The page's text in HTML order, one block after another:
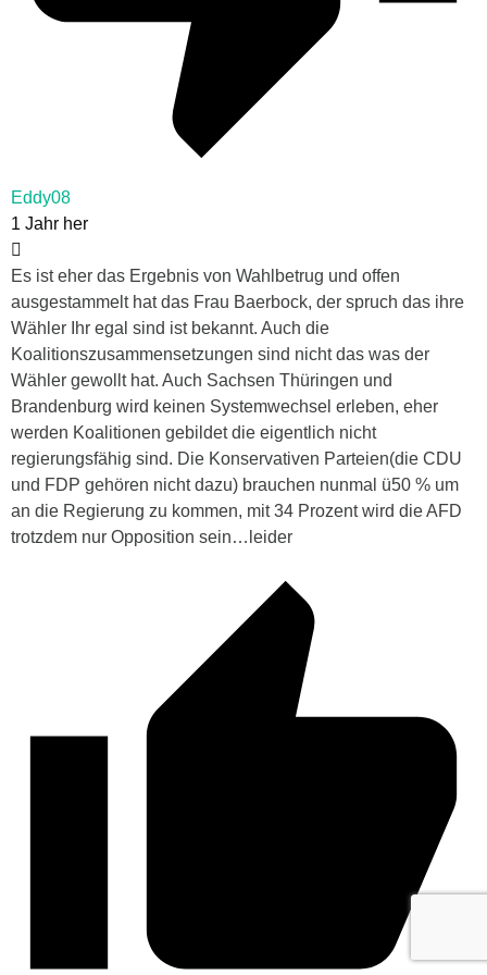
Eddy08
1 Jahr her
Es ist eher das Ergebnis von Wahlbetrug und offen
ausgestammelt hat das Frau Baerbock, der spruch das ihre
Wähler Ihr egal sind ist bekannt. Auch die
Koalitionszusammensetzungen sind nicht das was der
Wähler gewollt hat. Auch Sachsen Thüringen und
Brandenburg wird keinen Systemwechsel erleben, eher
werden Koalitionen gebildet die eigentlich nicht
regierungsfähig sind. Die Konservativen Parteien(die CDU
und FDP gehören nicht dazu) brauchen nunmal ü50 % um
an die Regierung zu kommen, mit 34 Prozent wird die AFD
trotzdem nur Opposition sein…leider